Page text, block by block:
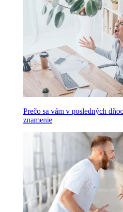
Prečo sa vám v posledných
znamenie